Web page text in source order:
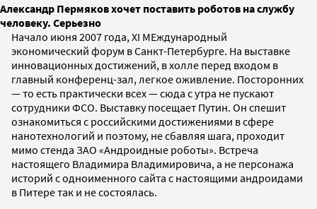
Александр Пермяков хочет поставить роботов на службу
человеку. Серьезно
Начало июня 2007 года, XI МЕждународный
экономический форум в Санкт-Петербурге. На выставке
инновационных достижений, в холле перед входом в
главный конференц-зал, легкое оживление. Посторонних
— то есть практически всех — сюда с утра не пускают
сотрудники ФСО. Выставку посещает Путин. Он спешит
ознакомиться с российскими достижениями в сфере
нанотехнологий и поэтому, не сбавляя шага, проходит
мимо стенда ЗАО «Андроидные роботы». Встреча
настоящего Владимира Владимировича, а не персонажа
историй с одноименного сайта с настоящими андроидами
в Питере так и не состоялась.